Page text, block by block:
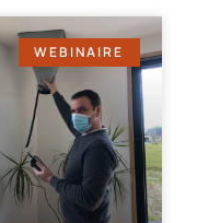
WEBINAIRE